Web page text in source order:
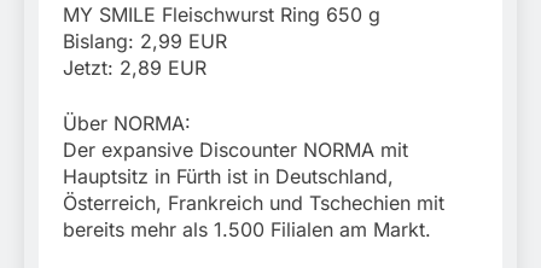
MY SMILE Fleischwurst Ring 650 g
Bislang: 2,99 EUR
Jetzt: 2,89 EUR
Über NORMA:
Der expansive Discounter NORMA mit
Hauptsitz in Fürth ist in Deutschland,
Österreich, Frankreich und Tschechien mit
bereits mehr als 1.500 Filialen am Markt.